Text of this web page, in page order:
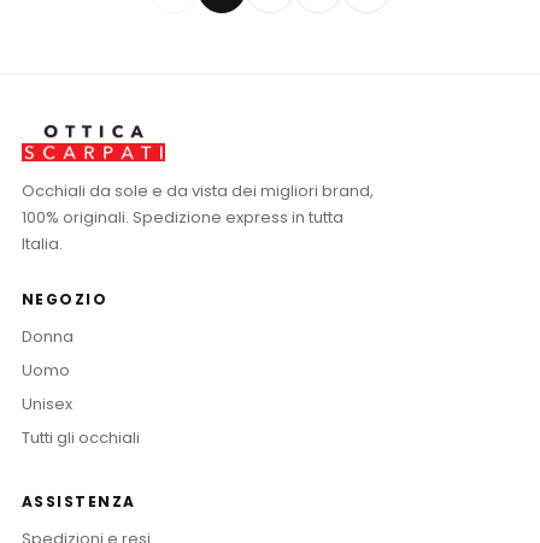
Occhiali da sole e da vista dei migliori brand,
100% originali. Spedizione express in tutta
Italia.
NEGOZIO
Donna
Uomo
Unisex
Tutti gli occhiali
ASSISTENZA